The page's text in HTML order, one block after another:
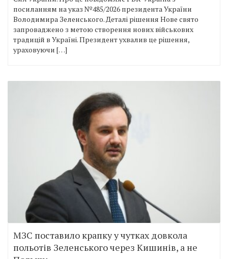
посиланням на указ №485/2026 президента України
Володимира Зеленського. Деталі рішення Нове свято
запроваджено з метою створення нових військових
традицій в Україні. Президент ухвалив це рішення,
ураховуючи […]
МЗС поставило крапку у чутках довкола
польотів Зеленського через Кишинів, а не